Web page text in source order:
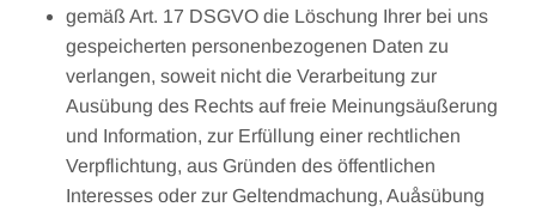
gemäß Art. 17 DSGVO die Löschung Ihrer bei uns
gespeicherten personenbezogenen Daten zu
verlangen, soweit nicht die Verarbeitung zur
Ausübung des Rechts auf freie Meinungsäußerung
und Information, zur Erfüllung einer rechtlichen
Verpflichtung, aus Gründen des öffentlichen
Interesses oder zur Geltendmachung, Auåsübung